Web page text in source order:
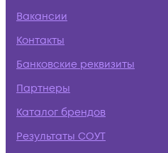
Вакансии
Контакты
Банковские реквизиты
Партнеры
Каталог брендов
Результаты СОУТ